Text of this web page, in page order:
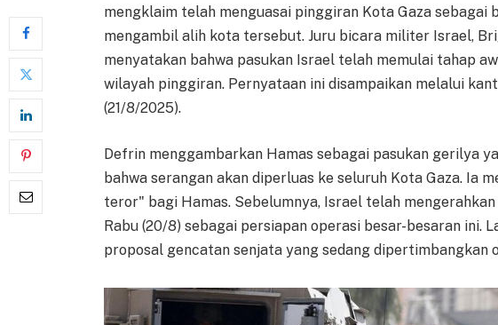
mengklaim telah menguasai pinggiran Kota Gaza sebagai
mengambil alih kota tersebut. Juru bicara militer Israel,
menyatakan bahwa pasukan Israel telah memulai tahap
wilayah pinggiran. Pernyataan ini disampaikan melalui
(21/8/2025).
Defrin menggambarkan Hamas sebagai pasukan gerilya
bahwa serangan akan diperluas ke seluruh Kota Gaza. Ia
teror" bagi Hamas. Sebelumnya, Israel telah
Rabu (20/8) sebagai persiapan operasi besar-besaran ini.
proposal gencatan senjata yang sedang dipertimbangkan